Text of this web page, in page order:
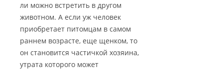
ли можно встретить в другом
животном. А если уж человек
приобретает питомцам в самом
раннем возрасте, еще щенком, то
он становится частичкой хозяина,
утрата которого может